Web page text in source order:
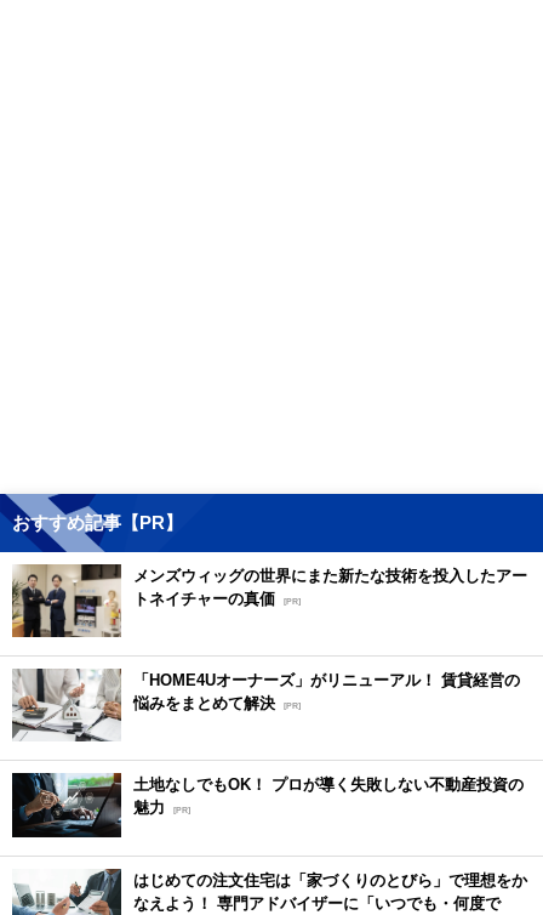
おすすめ記事【PR】
メンズウィッグの世界にまた新たな技術を投入したアー
トネイチャーの真価 [PR]
「HOME4Uオーナーズ」がリニューアル！ 賃貸経営の
悩みをまとめて解決 [PR]
土地なしでもOK！ プロが導く失敗しない不動産投資の
魅力
[PR]
はじめての注文住宅は「家づくりのとびら」で理想をか
なえよう！ 専門アドバイザーに「いつでも・何度で